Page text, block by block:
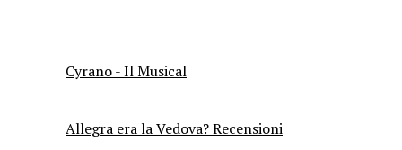
Cyrano - Il Musical
Allegra era la Vedova? Recensioni